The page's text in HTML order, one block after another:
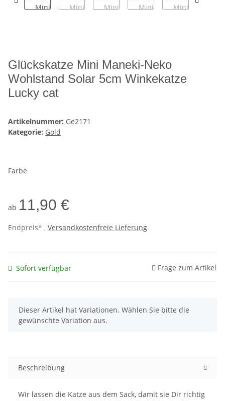
Glückskatze Mini Maneki-Neko
Wohlstand Solar 5cm Winkekatze
Lucky cat
Artikelnummer: Ge2171
Kategorie: Gold
Farbe
ab 11,90 €
Endpreis* , Versandkostenfreie Lieferung
Sofort verfügbar Frage zum Artikel
x
Dieser Artikel hat Variationen. Wählen Sie bitte die
gewünschte Variation aus.
Beschreibung
Wir lassen die Katze aus dem Sack, damit sie Dir richtig